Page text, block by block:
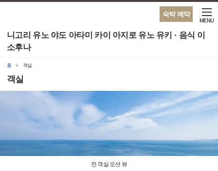
숙박 예약
니고리 유노 야도 아타미 카이 아지로 유노 유키 · 음식 이
소후나
MENU
홈 객실
객실
전 객실 오션 뷰